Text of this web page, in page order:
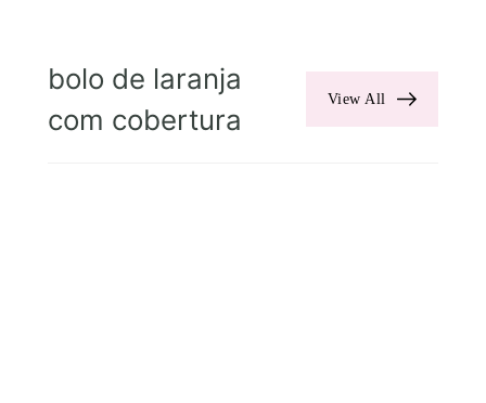
bolo de laranja
com cobertura
View All